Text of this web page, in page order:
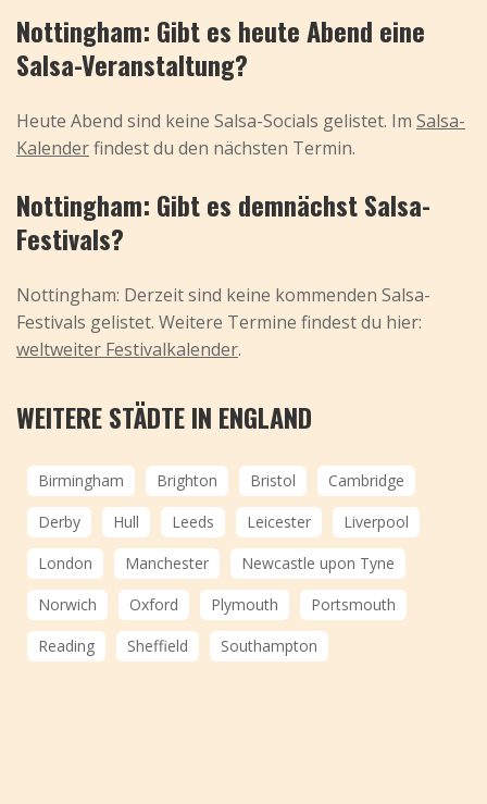
Nottingham: Gibt es heute Abend eine
Salsa-Veranstaltung?
Heute Abend sind keine Salsa-Socials gelistet. Im Salsa-
Kalenderfindest du den nächsten Termin.
Nottingham: Gibt es demnächst Salsa-
Festivals?
Nottingham: Derzeit sind keine kommenden Salsa-
Festivals gelistet. Weitere Termine findest du hier:
weltweiter Festivalkalender.
WEITERE STÄDTE IN ENGLAND
Birmingham Brighton Bristol
Cambridge
Derby
Hull Leeds Leicester
Liverpool
London
Manchester
Newcastle upon Tyne
Norwich
Oxford Plymouth
Portsmouth
Reading
Sheffield Southampton